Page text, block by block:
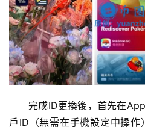
完成ID更換後，首先在
戶ID（無需在手機設定中操作